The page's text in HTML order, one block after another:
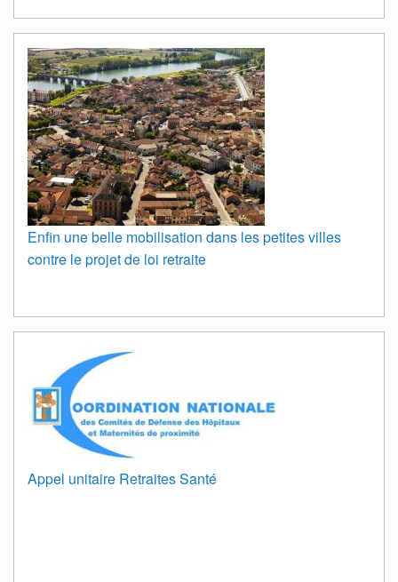
Enfin une belle mobilisation dans les petites villes
contre le projet de loi retraite
Appel unitaire Retraites Santé